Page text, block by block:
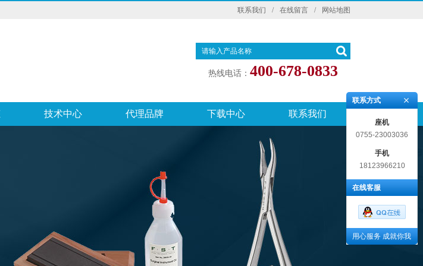
联系我们 / 在线留言 / 网站地图
热线电话： 400-678-0833
技术中心 代理品牌 下载中心 联系我们
联系方式
座机
0755-23003036
手机
18123966210
在线客服
用心服务 成就你我